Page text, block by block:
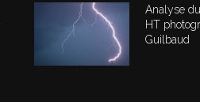
Analyse
HT
Guilbaud